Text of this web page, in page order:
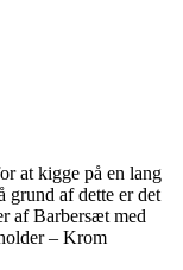
at kigge på en lang
grund af dette er det
af Barbersæt med
– Krom